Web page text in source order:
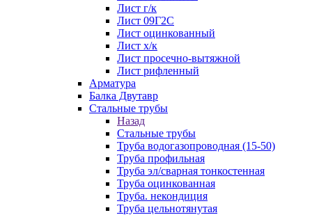
Лист г/к
Лист 09Г2С
Лист оцинкованный
Лист х/к
Лист просечно-вытяжной
Лист рифленный
Арматура
Балка Двутавр
Стальные трубы
Назад
Стальные трубы
Труба водогазопроводная (15-50)
Труба профильная
Труба эл/сварная тонкостенная
Труба оцинкованная
Труба. некондиция
Труба цельнотянутая